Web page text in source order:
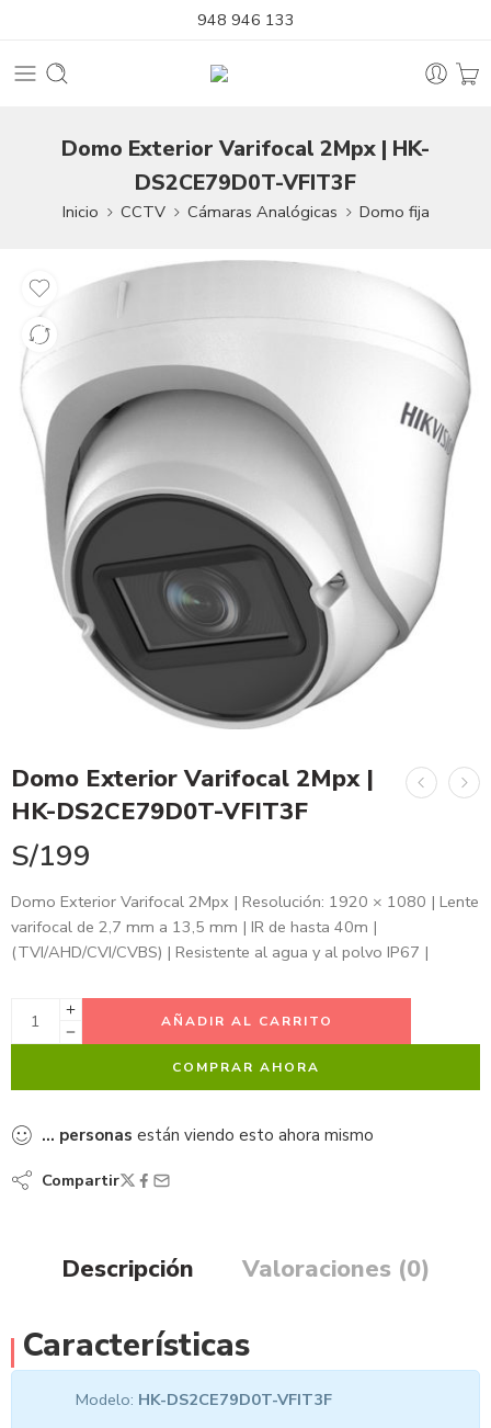
948 946 133
Domo Exterior Varifocal 2Mpx | HK-
DS2CE79D0T-VFIT3F
Inicio CCTV Cámaras Analógicas Domo fija
Domo Exterior Varifocal 2Mpx |
HK-DS2CE79D0T-VFIT3F
S/199
Domo Exterior Varifocal 2Mpx | Resolución: 1920 × 1080 | Lente
varifocal de 2,7 mm a 13,5 mm | IR de hasta 40m |
(TVI/AHD/CVI/CVBS) | Resistente al agua y al polvo IP67 |
AÑADIR AL CARRITO
COMPRAR AHORA
... personas están viendo esto ahora mismo
Compartir
Descripción Valoraciones (0)
Características
Modelo: HK-DS2CE79D0T-VFIT3F